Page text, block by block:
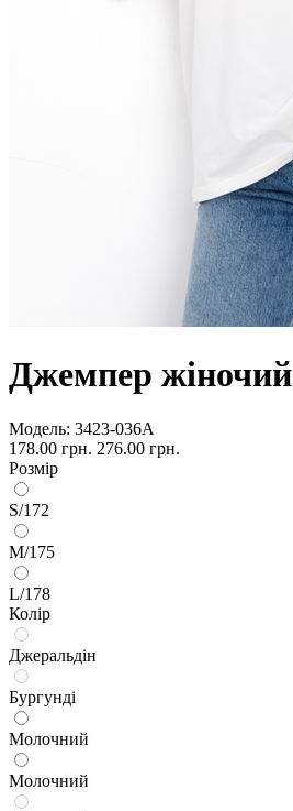
Джемпер жіночий
Модель: 3423-036А
178.00 грн. 276.00 грн.
Розмір
S/172
M/175
L/178
Колір
Джеральдін
Бургунді
Молочний
Молочний